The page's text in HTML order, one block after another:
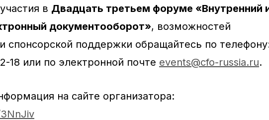
в Двадцать третьем форуме «Внутренний
документооборот», возможностей
спонсорской поддержки обращайтесь по
18 или по электронной почте events@cfo-russia.ru.
на сайте организатора: